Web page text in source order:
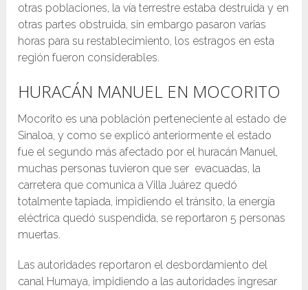
otras poblaciones, la vía terrestre estaba destruida y en
otras partes obstruida, sin embargo pasaron varias
horas para su restablecimiento, los estragos en esta
región fueron considerables.
HURACÁN MANUEL EN MOCORITO
Mocorito es una población perteneciente al estado de
Sinaloa, y como se explicó anteriormente el estado
fue el segundo más afectado por el huracán Manuel,
muchas personas tuvieron que ser evacuadas, la
carretera que comunica a Villa Juárez quedó
totalmente tapiada, impidiendo el tránsito, la energía
eléctrica quedó suspendida, se reportaron 5 personas
muertas.
Las autoridades reportaron el desbordamiento del
canal Humaya, impidiendo a las autoridades ingresar